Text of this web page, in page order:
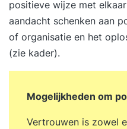
positieve wijze met
aandacht schenken aan
of organisatie en het
(zie kader).
Mogelijkheden om
Vertrouwen is zowel